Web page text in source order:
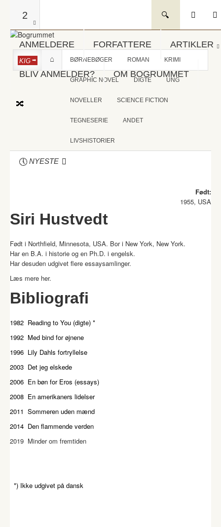
2
ANMELDERE FORFATTERE ARTIKLER
BLIV ANMELDER? OM BOGRUMMET
KIG BØRNEBØGER ROMAN KRIMI
GRAPHIC NOVEL DIGTE UNG
NOVELLER SCIENCE FICTION
TEGNESERIE ANDET
LIVSHISTORIER
NYESTE
Født:
1955, USA
Siri Hustvedt
Født i Northfield, Minnesota, USA. Bor i New York, New York.
Har en B.A. i historie og en Ph.D. i engelsk.
Har desuden udgivet flere essaysamlinger.
Læs mere her.
Bibliografi
1982 Reading to You (digte) *
1992 Med bind for øjnene
1996 Lily Dahls fortryllelse
2003 Det jeg elskede
2006 En bøn for Eros (essays)
2008 En amerikaners lidelser
2011 Sommeren uden mænd
2014 Den flammende verden
2019 Minder om fremtiden
*) Ikke udgivet på dansk